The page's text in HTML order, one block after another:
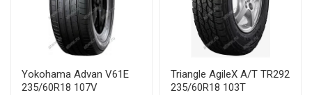
Yokohama Advan V61E
235/60R18 107V
Triangle AgileX A/T TR292
235/60R18 103T